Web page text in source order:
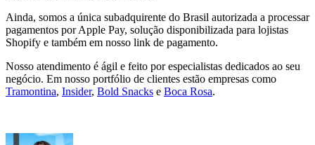
Ainda, somos a única subadquirente do Brasil autorizada a processar
pagamentos por Apple Pay, solução disponibilizada para lojistas
Shopify e também em nosso link de pagamento.
Nosso atendimento é ágil e feito por especialistas dedicados ao seu
negócio. Em nosso portfólio de clientes estão empresas como
Tramontina, Insider, Bold Snacks e Boca Rosa.